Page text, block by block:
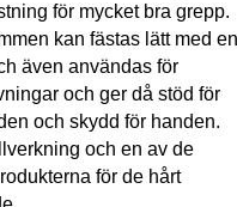
för mycket bra grepp.
kan fästas lätt med
även användas för
och ger då stöd för
och skydd för handen.
och en av de
för de hårt